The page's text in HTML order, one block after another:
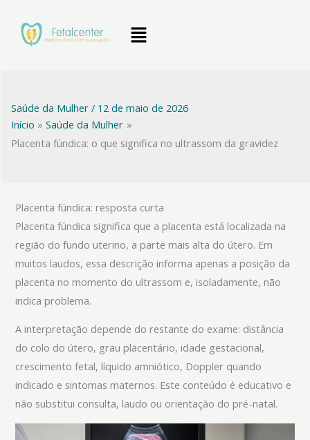
Menu
Saúde da Mulher/ 12 de maio de 2026
Início
Saúde da Mulher
Placenta fúndica: o que significa no ultrassom da gravidez
Placenta fúndica: resposta curta
Placenta fúndica significa que a placenta está localizada na
região do fundo uterino, a parte mais alta do útero. Em
muitos laudos, essa descrição informa apenas a posição da
placenta no momento do ultrassom e, isoladamente, não
indica problema.
A interpretação depende do restante do exame: distância
do colo do útero, grau placentário, idade gestacional,
crescimento fetal, líquido amniótico, Doppler quando
indicado e sintomas maternos. Este conteúdo é educativo e
não substitui consulta, laudo ou orientação do pré-natal.